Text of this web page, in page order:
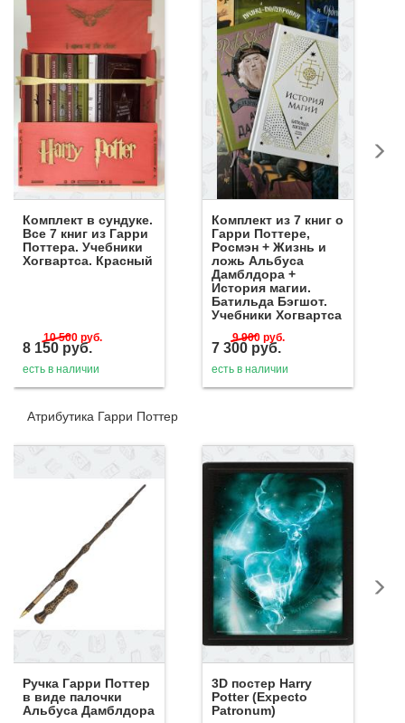
Комплект в сундуке.
Все 7 книг из Гарри
Поттера. Учебники
Хогвартса. Красный
10 500 руб.
8 150 руб.
есть в наличии
Комплект из 7 книг о
Гарри Поттере,
Росмэн + Жизнь и
ложь Альбуса
Дамблдора +
История магии.
Батильда Бэгшот.
Учебники Хогвартса
9 900 руб.
7 300 руб.
есть в наличии
Атрибутика Гарри Поттер
Ручка Гарри Поттер
в виде палочки
Альбуса Дамблдора
3D постер Harry
Potter (Expecto
Patronum)